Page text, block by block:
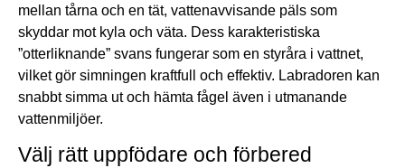
mellan tårna och en tät, vattenavvisande päls som
skyddar mot kyla och väta. Dess karakteristiska
”otterliknande” svans fungerar som en styråra i vattnet,
vilket gör simningen kraftfull och effektiv. Labradoren kan
snabbt simma ut och hämta fågel även i utmanande
vattenmiljöer.
Välj rätt uppfödare och förbered